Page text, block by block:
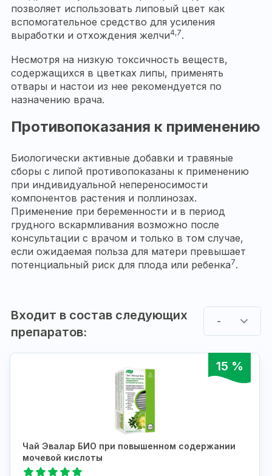
позволяет использовать липовый цвет как
вспомогательное средство для усиления
выработки и отхождения желчи4,7.
Несмотря на низкую токсичность веществ,
содержащихся в цветках липы, применять
отвары и настои из нее рекомендуется по
назначению врача.
Противопоказания к применению
Биологически активные добавки и травяные
сборы с липой противопоказаны к применению
при индивидуальной непереносимости
компонентов растения и поллинозах.
Применение при беременности и в период
грудного вскармливания возможно после
консультации с врачом и только в том случае,
если ожидаемая польза для матери превышает
потенциальный риск для плода или ребенка7.
Входит в состав следующих
препаратов:
-
15 %
Чай Эвалар БИО при повышенном содержании
мочевой кислоты